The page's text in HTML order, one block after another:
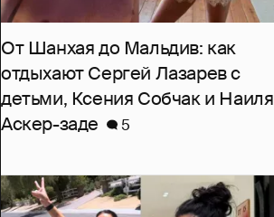
От Шанхая до Мальдив: как
отдыхают Сергей Лазарев с
детьми, Ксения Собчак и Наиля
Аскер-заде
5